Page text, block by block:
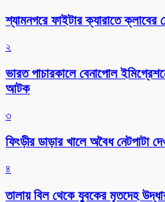
শ্যামনগরে ফাইটার ক্যারাতে ক্লাবের
২
ভারত পাচারকালে বেনাপোল
আটক
৩
ফিংড়ীর ডাড়ার খালে অবৈধ নেটপাটা
৪
তালায় বিল থেকে যুবকের মৃতদেহ